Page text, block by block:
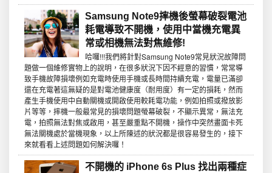
Samsung Note9摔機後螢幕破裂電池
耗電導致不開機，使用中當機充電異
常或相機無法對焦維修!
哈囉!!!我們將針對Samsung Note9常見狀況故障問
題做一個維修實物上的說明，在很多狀況下因不經意的習慣，常常導
致手機故障損壞例如充電時使用手機或長時間持續充電，電量已滿卻
還在充電著這無疑的是對電池健康度（耐用度）有一定的損耗，然而
產生手機使用中自動關機或開啟使用較耗電功能，例如拍照或撥放影
片等等，摔機一般最常見的損壞問題螢幕破裂，不顯示異常，無法充
電，拍照無法對焦或啟用，甚至嚴重點不開機，操作中突然畫面卡死
無法關機處於當機現象，以上所陳述的狀況都是很容易發生的，接下
來就看看上述問題如何解決囉！
不開機的 iPhone 6s Plus 找出兩種症